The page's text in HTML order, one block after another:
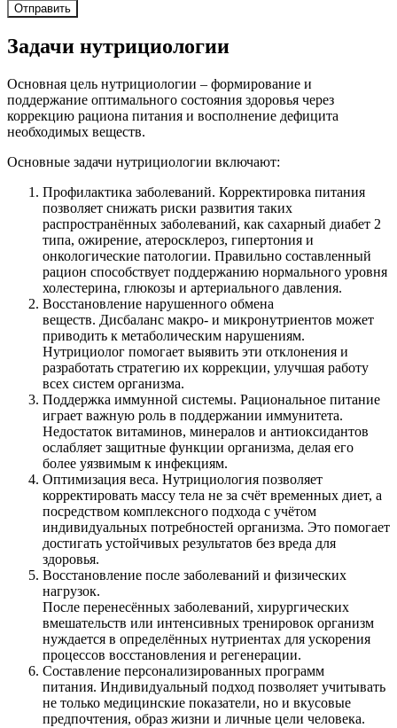
Отправить
Задачи нутрициологии
Основная цель нутрициологии – формирование и
поддержание оптимального состояния здоровья через
коррекцию рациона питания и восполнение дефицита
необходимых веществ.
Основные задачи нутрициологии включают:
Профилактика заболеваний. Корректировка питания
позволяет снижать риски развития таких
распространённых заболеваний, как сахарный диабет 2
типа, ожирение, атеросклероз, гипертония и
онкологические патологии. Правильно составленный
рацион способствует поддержанию нормального уровня
холестерина, глюкозы и артериального давления.
Восстановление нарушенного обмена
веществ. Дисбаланс макро- и микронутриентов может
приводить к метаболическим нарушениям.
Нутрициолог помогает выявить эти отклонения и
разработать стратегию их коррекции, улучшая работу
всех систем организма.
Поддержка иммунной системы. Рациональное питание
играет важную роль в поддержании иммунитета.
Недостаток витаминов, минералов и антиоксидантов
ослабляет защитные функции организма, делая его
более уязвимым к инфекциям.
Оптимизация веса. Нутрициология позволяет
корректировать массу тела не за счёт временных диет, а
посредством комплексного подхода с учётом
индивидуальных потребностей организма. Это помогает
достигать устойчивых результатов без вреда для
здоровья.
Восстановление после заболеваний и физических
нагрузок.
После перенесённых заболеваний, хирургических
вмешательств или интенсивных тренировок организм
нуждается в определённых нутриентах для ускорения
процессов восстановления и регенерации.
Составление персонализированных программ
питания. Индивидуальный подход позволяет учитывать
не только медицинские показатели, но и вкусовые
предпочтения, образ жизни и личные цели человека.